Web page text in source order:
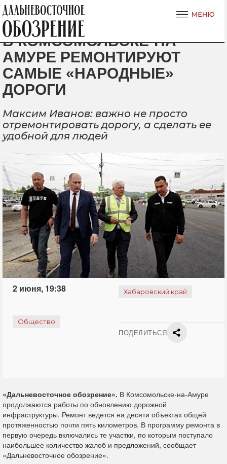
В КОМСОМОЛЬСКЕ-НА-
АМУРЕ РЕМОНТИРУЮТ
САМЫЕ «НАРОДНЫЕ»
ДОРОГИ
Максим Иванов: важно не просто
отремонтировать дорогу, а сделать ее
удобной для людей
2 июня, 19:38 Хабаровский край
Общество
ПОДЕЛИТЬСЯ
«Дальневосточное обозрение». В Комсомольске-на-Амуре
продолжаются работы по обновлению дорожной
инфраструктуры. Ремонт ведется на десяти объектах общей
протяженностью почти пять километров. В программу ремонта в
первую очередь включались те участки, по которым поступало
наибольшее количество жалоб и предложений, сообщает
«Дальневосточное обозрение».